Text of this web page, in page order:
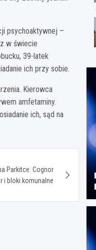
psychoaktywnej –
w świecie
39-latek
ich przy sobie.
Kierowca
amfetaminy.
ich, sąd na
Parkitce: Cognor
i bloki komunalne